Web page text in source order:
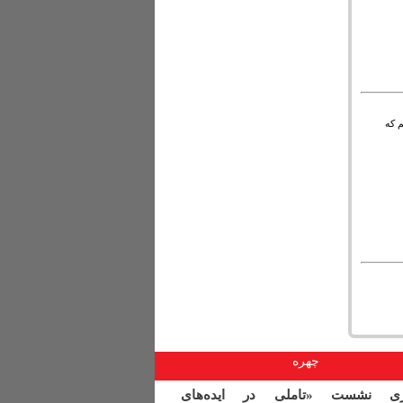
که
چهره
نشست «تاملی در ایده‌های